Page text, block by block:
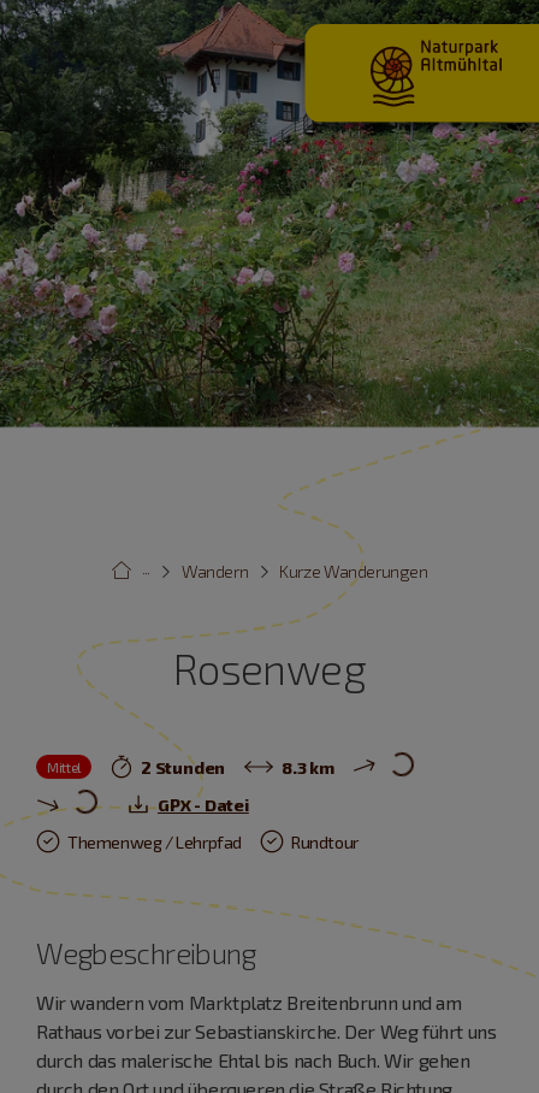
Kurze Wanderungen
Wandern
···
Rosenweg
Mittel 2 Stunden
8.3 km
GPX - Datei
Themenweg / Lehrpfad
Rundtour
Wegbeschreibung
Wir wandern vom Marktplatz Breitenbrunn und am
Rathaus vorbei zur Sebastianskirche. Der Weg führt uns
durch das malerische Ehtal bis nach Buch. Wir gehen
durch den Ort und überqueren die Straße Richtung